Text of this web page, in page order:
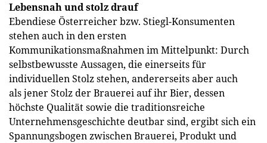
Lebensnah und stolz drauf
Ebendiese Österreicher bzw. Stiegl-Konsumenten
stehen auch in den ersten
Kommunikationsmaßnahmen im Mittelpunkt: Durch
selbstbewusste Aussagen, die einerseits für
individuellen Stolz stehen, andererseits aber auch
als jener Stolz der Brauerei auf ihr Bier, dessen
höchste Qualität sowie die traditionsreiche
Unternehmensgeschichte deutbar sind, ergibt sich ein
Spannungsbogen zwischen Brauerei, Produkt und